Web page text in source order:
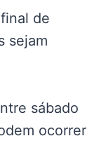
de
sejam
sábado
ocorrer